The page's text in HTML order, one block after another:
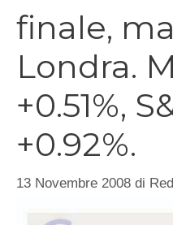
finale,
Londra.
+0.51%,
+0.92%.
13 Novembre 2008 di